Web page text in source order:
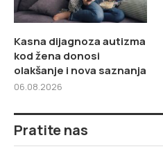
Kasna dijagnoza autizma
kod žena donosi
olakšanje i nova saznanja
06.08.2026
Pratite nas